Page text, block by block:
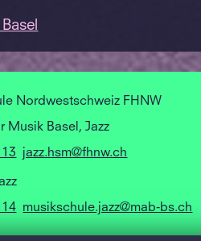
Nordwestschweiz FHNW
Musik Basel, Jazz
jazz.hsm@fhnw.ch
musikschule.jazz@mab-bs.ch